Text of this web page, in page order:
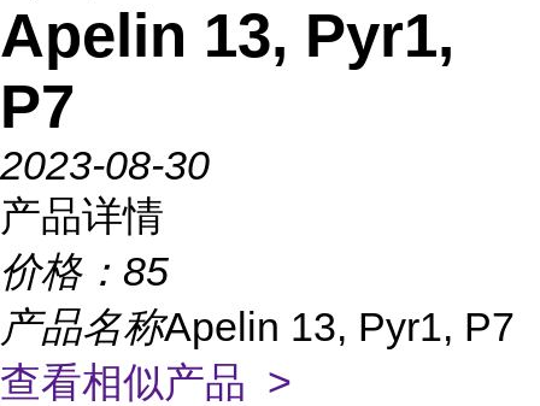
Apelin 13, Pyr1,
P7
2023-08-30
产品详情
价格： 85
产品名称Apelin 13, Pyr1, P7
查看相似产品 >